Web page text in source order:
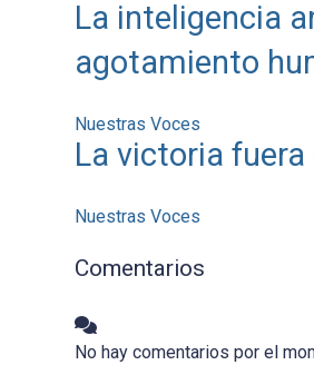
La inteligencia
agotamiento
Nuestras Voces
La victoria
Nuestras Voces
Comentarios
No hay comentarios por el